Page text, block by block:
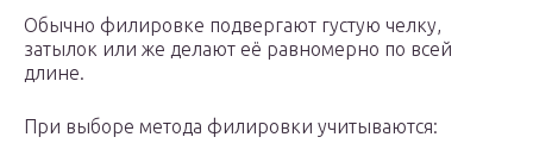
Обычно филировке подвергают густую челку,
затылок или же делают её равномерно по всей
длине.
При выборе метода филировки учитываются: